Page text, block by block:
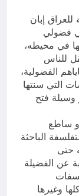
إبان
فضولي
في محيطه،
للناس
الفضولية،
التي سنتها
وسيلة فتح
ساطع
الباحثة
حتى
عن الفضيلة
وغيرها